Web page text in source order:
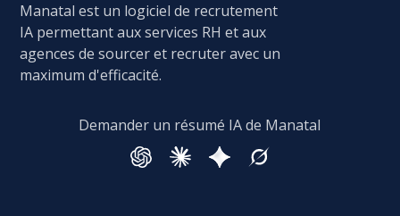
Manatal est un logiciel de recrutement
IA permettant aux services RH et aux
agences de sourcer et recruter avec un
maximum d'efficacité.
Demander un résumé IA de Manatal